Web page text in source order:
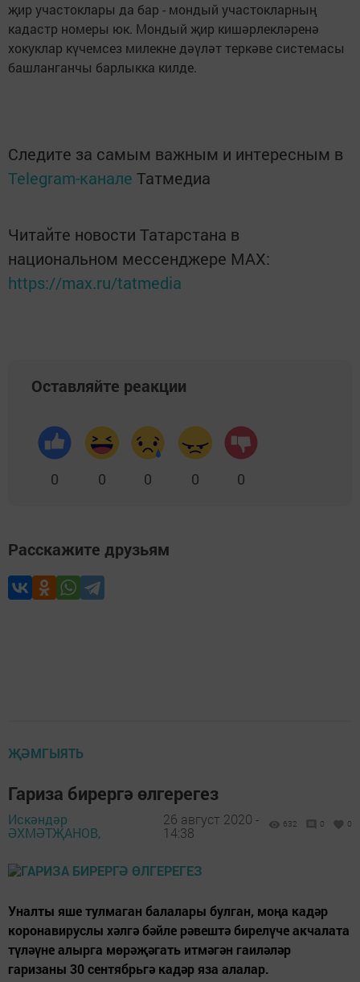
җир участоклары да бар - мондый участокларның
кадастр номеры юк. Мондый җир кишәрлекләренә
хокуклар күчемсез милекне дәүләт теркәве системасы
башланганчы барлыкка килде.
Следите за самым важным и интересным в
Telegram-канале Татмедиа
Читайте новости Татарстана в
национальном мессенджере MАХ:
https://max.ru/tatmedia
Оставляйте реакции
0 0 0 0 0
Расскажите друзьям
ҖӘМГЫЯТЬ
Гариза бирергә өлгерегез
Искәндәр
ӘХМӘТҖАНОВ,
26 август 2020 -
14:38
632 0 0
Уналты яше тулмаган балалары булган, моңа кадәр
коронавируслы хәлгә бәйле рәвештә бирелүче акчалата
түләүне алырга мөрәҗәгать итмәгән гаиләләр
гаризаны 30 сентябрьгә кадәр яза алалар.